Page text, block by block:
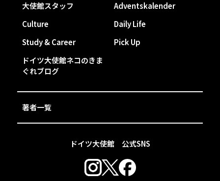
ドイツ大使館 公式SNS
大使館スタッフ
Adventskalender
Culture
Daily Life
Study & Career
Pick Up
ドイツ大使館ネコのきま
ぐれブログ
著者一覧